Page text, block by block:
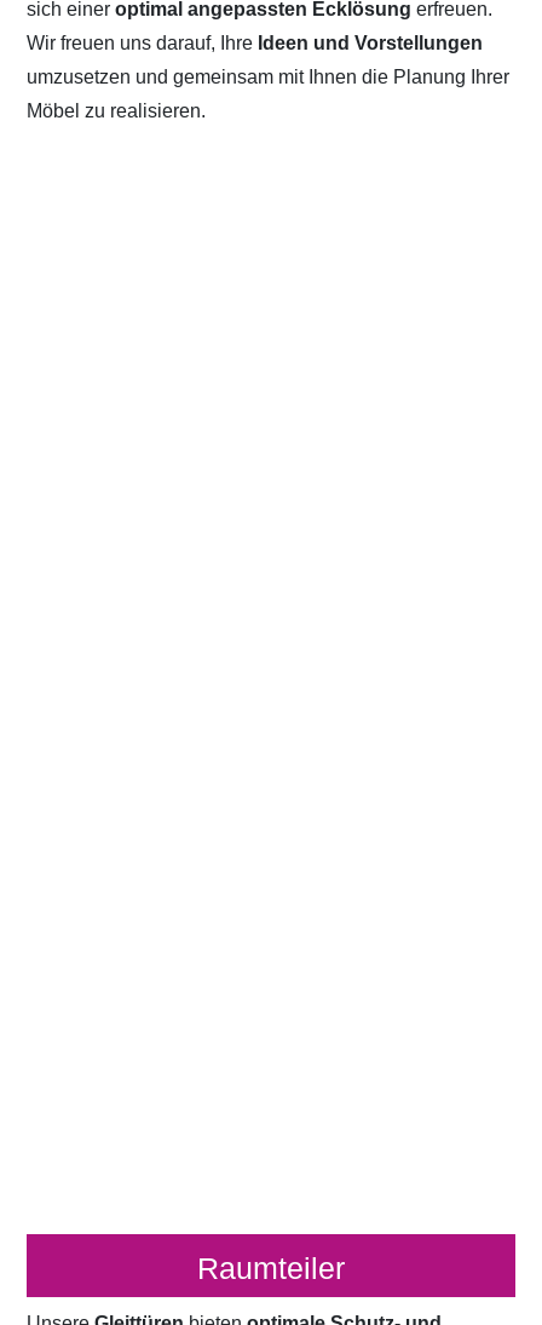
sich eineroptimal angepassten Ecklösung erfreuen.
Wir freuen uns darauf, Ihre Ideen und Vorstellungen
umzusetzen und gemeinsam mit Ihnen die Planung Ihrer
Möbel zu realisieren.
Raumteiler